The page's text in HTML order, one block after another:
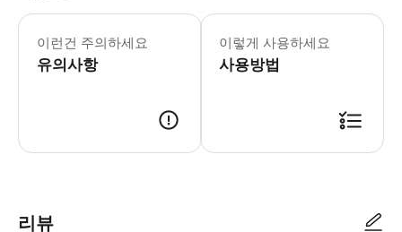
이런건 주의하세요
유의사항
📌위치 : VinWonders Phu Quoc 🏝️
이렇게 사용하세요
사용방법
리뷰